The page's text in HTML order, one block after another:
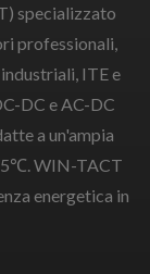
specializzato
professionali,
ITE e
DC e AC-DC
a un'ampia
WIN-TACT
energetica in